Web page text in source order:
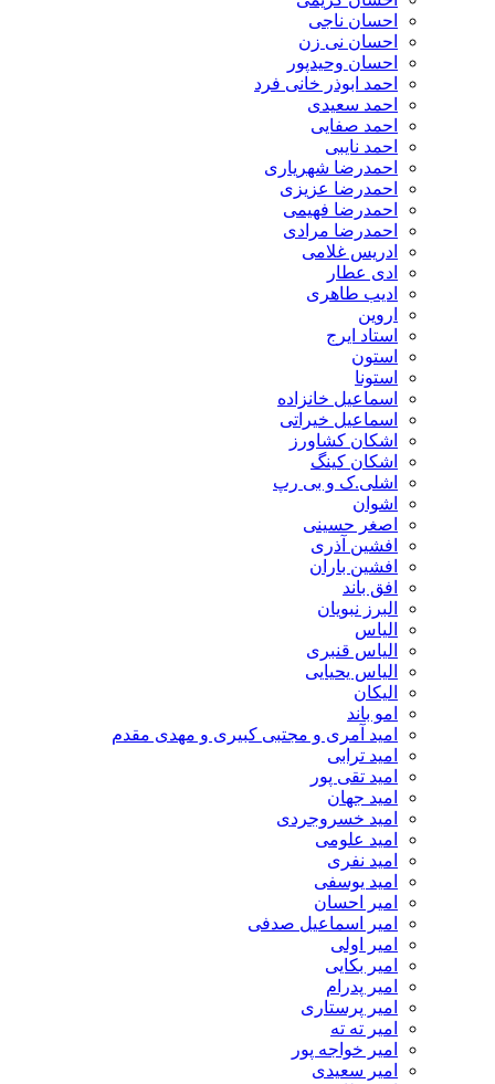
احسان ناجی
احسان نی زن
احسان وحیدپور
احمد ابوذر خانی فرد
احمد سعیدی
احمد صفایی
احمد نایبی
احمدرضا شهریاری
احمدرضا عزیزی
احمدرضا فهیمی
احمدرضا مرادی
ادریس غلامی
ادی عطار
ادیب طاهری
اروین
استاد ایرج
استون
استونا
اسماعیل خانزاده
اسماعیل خیراتی
اشکان کشاورز
اشکان کینگ
اشلی.ک و بی رپ
اشوان
اصغر حسینی
افشین آذری
افشین باران
افق باند
البرز نبویان
الیاس
الیاس قنبرى
الیاس یحیایی
الیکان
امو باند
امید آمری و مجتبی کبیری و مهدى مقدم
امید ترابی
امید تقی پور
امید جهان
امید خسروجردی
امید علومی
امید نفری
امید یوسفی
امیر احسان
امیر اسماعیل صدفی
امیر اولی
امیر بکایی
امیر پدرام
امیر پرستاری
امیر ته ته
امیر خواجه پور
امیر سعیدی